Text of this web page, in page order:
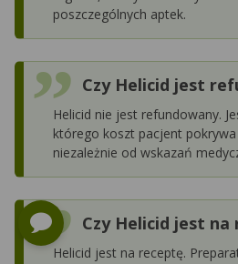
poszczególnych aptek.
Czy Helicid jest
Helicid nie jest refundowany.
którego koszt pacjent pokrywa
niezależnie od wskazań
Czy Helicid jest na
Helicid jest na receptę.